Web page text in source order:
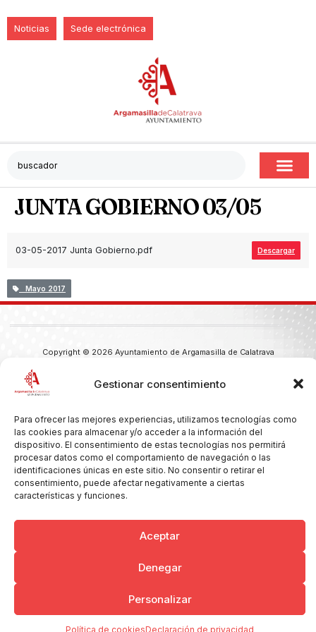
Gestionar consentimiento
Para ofrecer las mejores experiencias, utilizamos tecnologías como
las cookies para almacenar y/o acceder a la información del
dispositivo. El consentimiento de estas tecnologías nos permitirá
procesar datos como el comportamiento de navegación o las
identificaciones únicas en este sitio. No consentir o retirar el
consentimiento, puede afectar negativamente a ciertas
características y funciones.
Aceptar
Denegar
Personalizar
Política de cookiesDeclaración de privacidad
Noticias Sede electrónica
JUNTA GOBIERNO 03/05
03-05-2017 Junta Gobierno.pdf Descargar
Mayo 2017
Copyright © 2026 Ayuntamiento de Argamasilla de Calatrava